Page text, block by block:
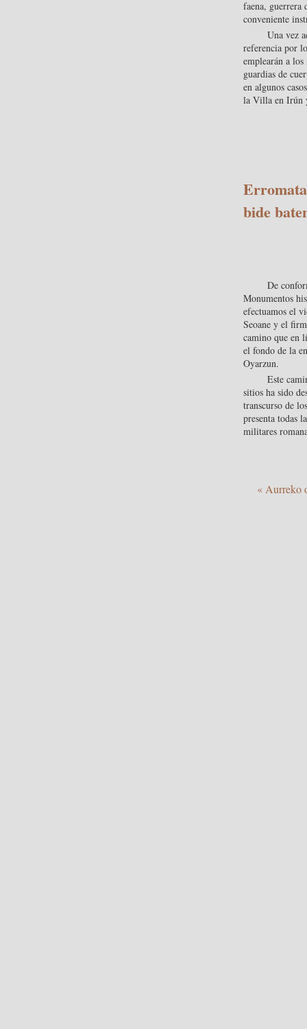
faena, guerrera
conveniente
Una vez
referencia por
emplearán a
guardias de
en algunos
la Villa en Irún
bide
De
Monumentos
efectuamos el
Seoane y el
camino que en
el fondo de la
Oyarzun.
Este
sitios ha sido
transcurso de
presenta todas
militares
« Aurreko